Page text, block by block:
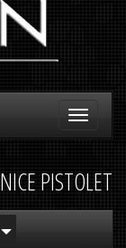
Toggle
PISTOLET